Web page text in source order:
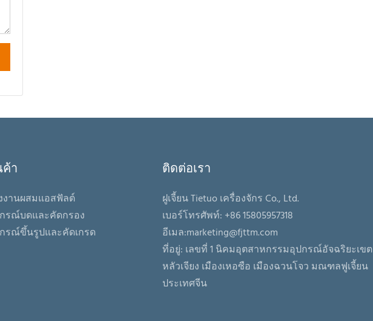
ค้า
งานผสมแอสฟัลต์
รณ์บดและคัดกรอง
รณ์ขึ้นรูปและคัดเกรด
ติดต่อเรา
ฝูเจี้ยน Tietuo เครื่องจักร Co., Ltd.
เบอร์โทรศัพท์: +86 15805957318
อีเมล:marketing@fjttm.com
ที่อยู่: เลขที่ 1 นิคมอุตสาหกรรมอุปกรณ์อัจฉริยะเขต
หลัวเจียง เมืองเหอซือ เมืองฉวนโจว มณฑลฟูเจี้ยน
ประเทศจีน